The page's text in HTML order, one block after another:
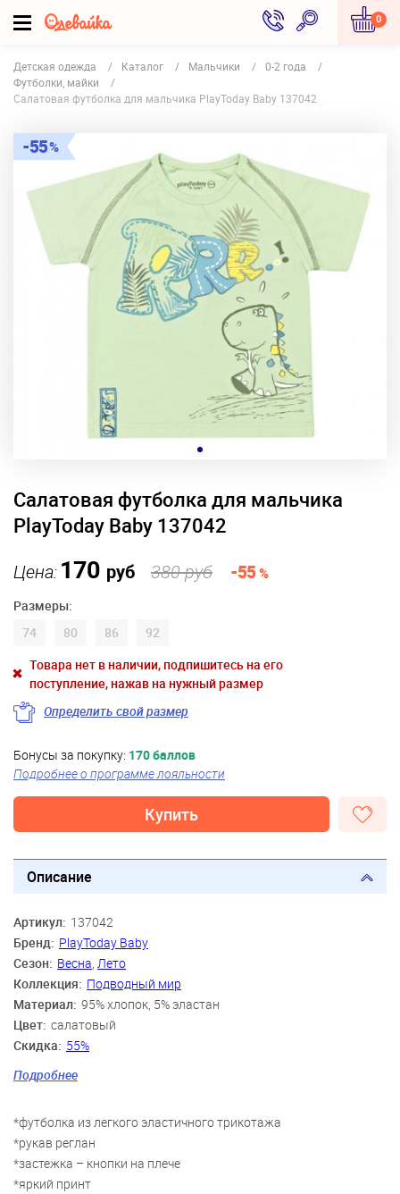
0
Детская одежда Каталог Мальчики
0-2 года
Футболки, майки
Салатовая футболка для мальчика PlayToday Baby 137042
55
Салатовая футболка для мальчика
PlayToday Baby 137042
Цена:170 руб 380 руб -55%
Размеры:
74
80 86
92
Товара нет в наличии, подпишитесь на его
поступление, нажав на нужный размер
Определить свой размер
Бонусы за покупку: 170 баллов
Подробнее о программе лояльности
Купить
Описание
Артикул: 137042
Бренд: PlayToday Baby
Сезон: Весна, Лето
Коллекция: Подводный мир
Материал: 95% хлопок, 5% эластан
Цвет: салатовый
Скидка: 55%
Мальчики
Возраст: 6 мес., 9 мес., 12 мес., 18 мес., 2 года
Подробнее
*футболка из легкого эластичного трикотажа
*рукав реглан
*застежка – кнопки на плече
*яркий принт